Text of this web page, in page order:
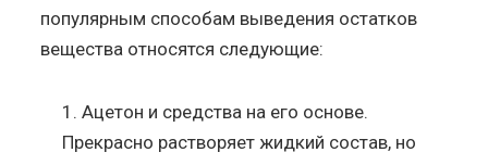
популярным способам выведения остатков
вещества относятся следующие:
Ацетон и средства на его основе.
Прекрасно растворяет жидкий состав, но